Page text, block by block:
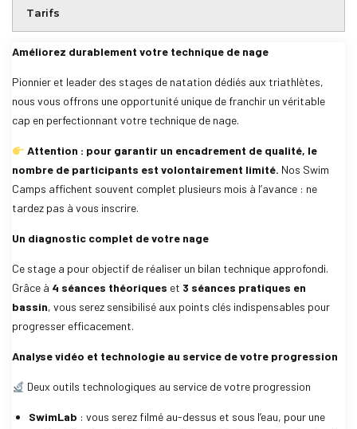
Tarifs
Améliorez durablement votre technique de nage
Pionnier et leader des stages de natation dédiés aux triathlètes,
nous vous offrons une opportunité unique de franchir un véritable
cap en perfectionnant votre technique de nage.
Attention : pour garantir un encadrement de qualité, le
nombre de participants est volontairement limité. Nos Swim
Camps affichent souvent complet plusieurs mois à l’avance : ne
tardez pas à vous inscrire.
Un diagnostic complet de votre nage
Ce stage a pour objectif de réaliser un bilan technique approfondi.
Grâce à 4 séances théoriques et 3 séances pratiques en
bassin, vous serez sensibilisé aux points clés indispensables pour
progresser efficacement.
Analyse vidéo et technologie au service de votre progression
Deux outils technologiques au service de votre progression
SwimLab : vous serez filmé au-dessus et sous l’eau, pour une